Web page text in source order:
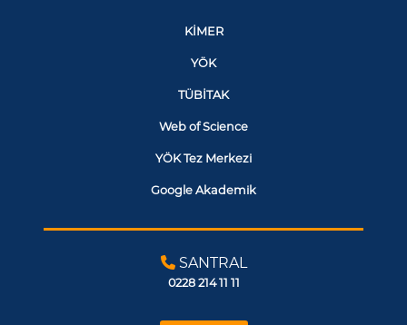
KİMER
YÖK
TÜBİTAK
Web of Science
YÖK Tez Merkezi
Google Akademik
SANTRAL
0228 214 11 11